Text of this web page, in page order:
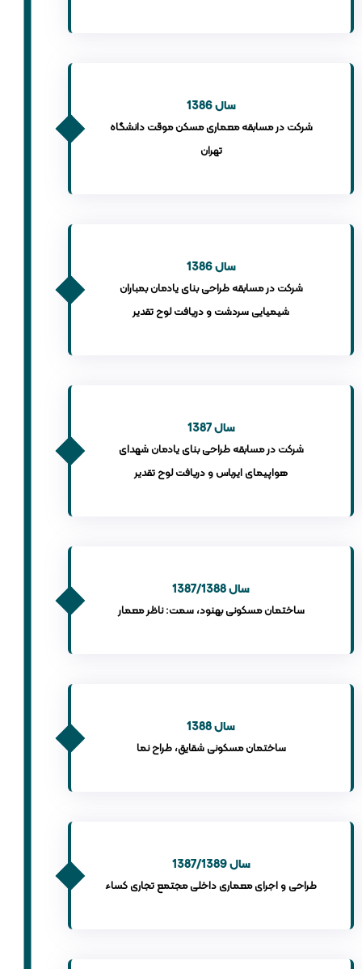
سال 1386
شرکت در مسابقه معماری مسکن موقت دانشگاه
تهران
سال 1386
شرکت در مسابقه طراحی بنای یادمان بمباران
شیمیایی سردشت و دریافت لوح تقدیر
سال 1387
شرکت در مسابقه طراحی بنای یادمان شهدای
هواپیمای ایرباس و دریافت لوح تقدیر
سال 1387/1388
ساختمان مسکونی بهنود، سمت: ناظر معمار
سال 1388
ساختمان مسکونی شقایق، طراح نما
سال 1387/1389
طراحی و اجرای معماری داخلی مجتمع تجاری کساء